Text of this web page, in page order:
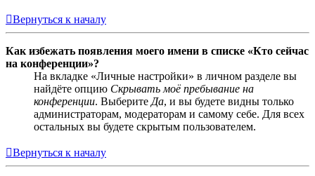
Вернуться к началу
Как избежать появления моего имени в списке «Кто сейчас
на конференции»?
На вкладке «Личные настройки» в личном разделе вы
найдёте опцию Скрывать моё пребывание на
конференции. Выберите Да, и вы будете видны только
администраторам, модераторам и самому себе. Для всех
остальных вы будете скрытым пользователем.
Вернуться к началу